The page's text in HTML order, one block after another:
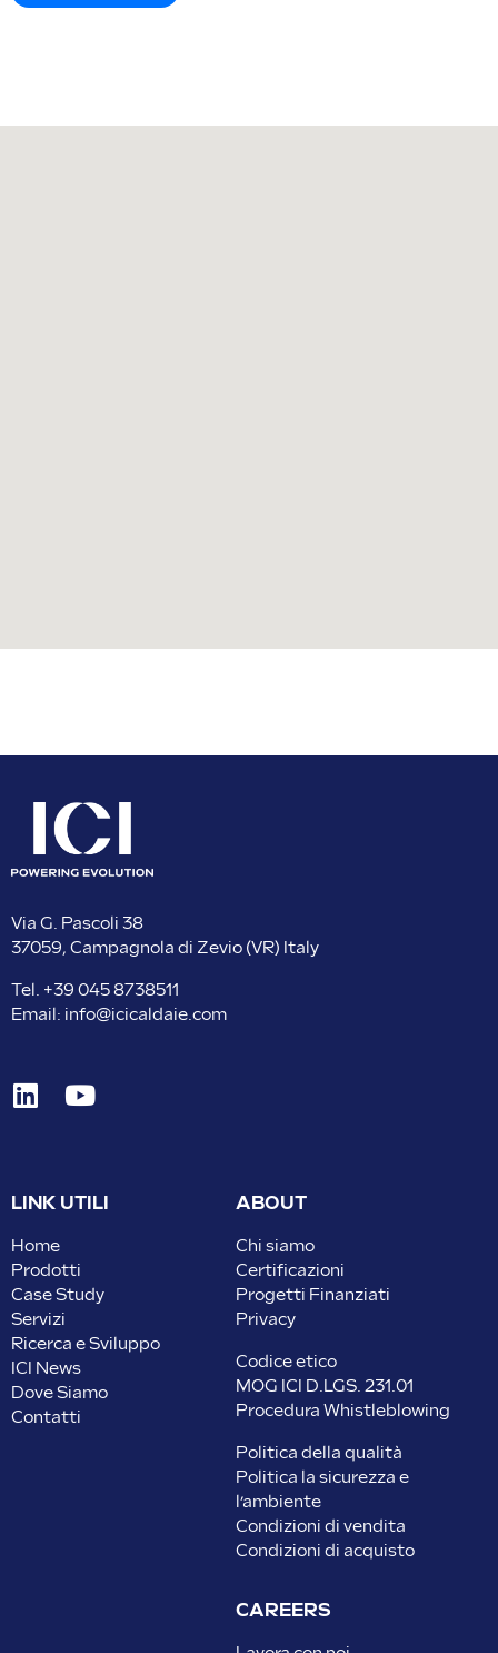
Via G. Pascoli 38
37059, Campagnola di Zevio (VR) Italy
Tel. +39 045 8738511
Email: info@icicaldaie.com
LINK UTILI
Home
Prodotti
Case Study
Servizi
Ricerca e Sviluppo
ICI News
Dove Siamo
Contatti
ABOUT
Chi siamo
Certificazioni
Progetti Finanziati
Privacy
Codice etico
MOG ICI D.LGS. 231.01
Procedura Whistleblowing
Politica della qualità
Politica la sicurezza e
l’ambiente
Condizioni di vendita
Condizioni di acquisto
CAREERS